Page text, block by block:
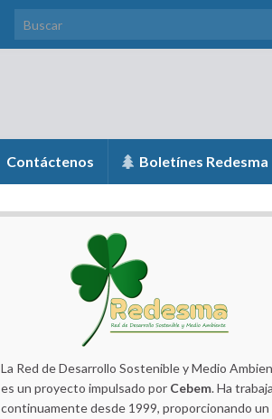
Search for:
Contáctenos Boletínes Redesma
La Red de Desarrollo Sostenible y Medio
es un proyecto impulsado por Cebem. Ha
continuamente desde 1999, proporcionando un